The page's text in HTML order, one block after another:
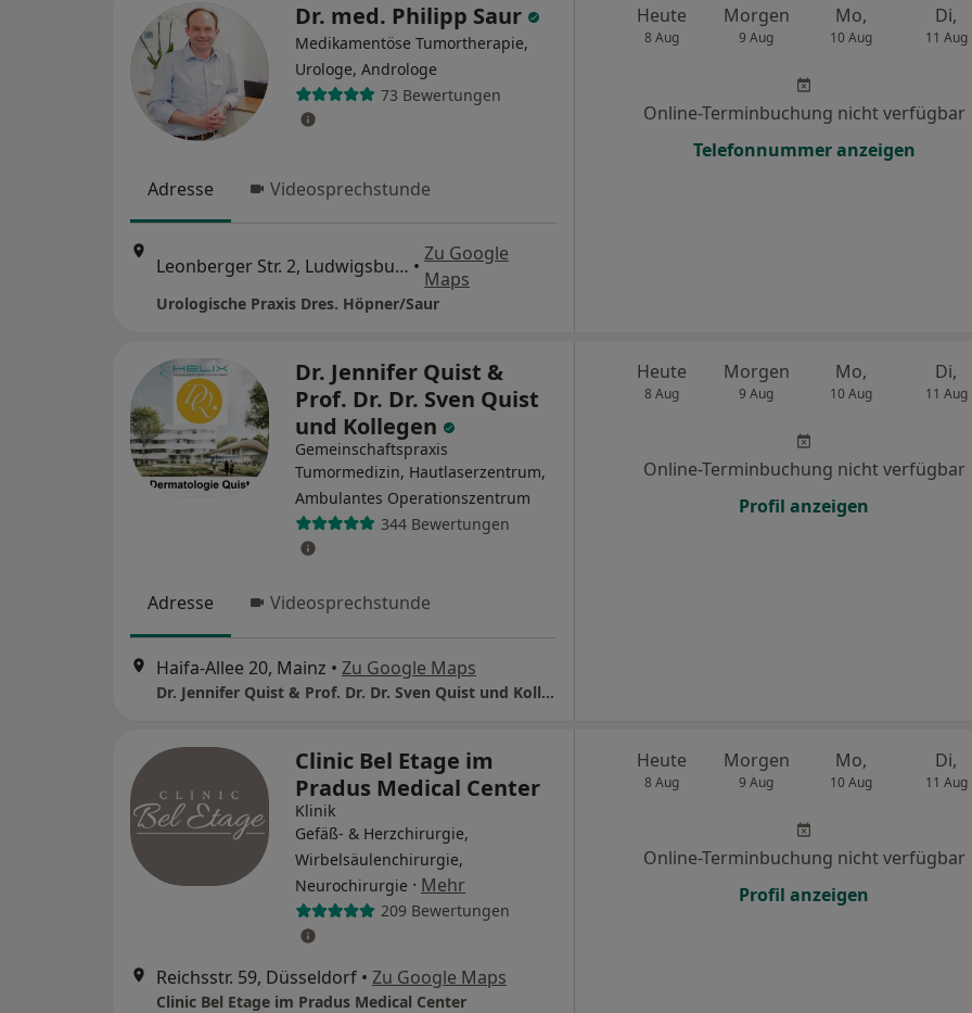
Dr. med. Philipp Saur
Medikamentöse Tumortherapie,
Urologe, Androloge
73 Bewertungen
Adresse Videosprechstunde
Leonberger Str. 2, Ludwigsburg •
Zu Google
Maps
Urologische Praxis Dres. Höpner/Saur
Heute
8 Aug
Morgen
9 Aug
Mo,
10 Aug
Di,
11 Aug
Online-Terminbuchung nicht verfügbar
Telefonnummer anzeigen
Dr. Jennifer Quist &
Prof. Dr. Dr. Sven Quist
und Kollegen
Gemeinschaftspraxis
Tumormedizin, Hautlaserzentrum,
Ambulantes Operationszentrum
344 Bewertungen
Adresse Videosprechstunde
Haifa-Allee 20, Mainz • Zu Google Maps
Dr. Jennifer Quist & Prof. Dr. Dr. Sven Quist und Kollegen
Heute
8 Aug
Morgen
9 Aug
Mo,
10 Aug
Di,
11 Aug
Online-Terminbuchung nicht verfügbar
Profil anzeigen
Clinic Bel Etage im
Pradus Medical Center
Klinik
Gefäß- & Herzchirurgie,
Wirbelsäulenchirurgie,
Neurochirurgie · Mehr
209 Bewertungen
Reichsstr. 59, Düsseldorf • Zu Google Maps
Clinic Bel Etage im Pradus Medical Center
Heute
8 Aug
Morgen
9 Aug
Mo,
10 Aug
Di,
11 Aug
Online-Terminbuchung nicht verfügbar
Profil anzeigen